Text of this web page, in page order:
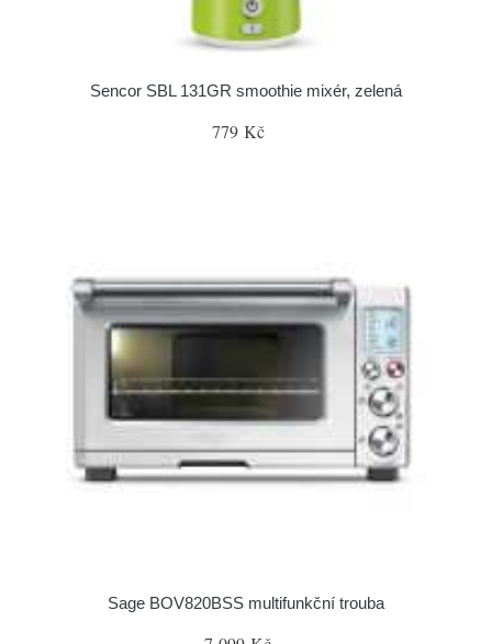
Sencor SBL 131GR smoothie mixér, zelená
779 Kč
Sage BOV820BSS multifunkční trouba